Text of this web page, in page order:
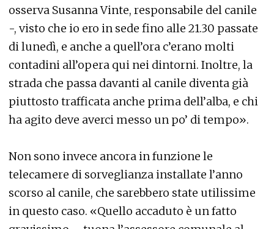
osserva Susanna Vinte, responsabile del canile
-, visto che io ero in sede fino alle 21.30 passate
di lunedì, e anche a quell’ora c’erano molti
contadini all’opera qui nei dintorni. Inoltre, la
strada che passa davanti al canile diventa già
piuttosto trafficata anche prima dell’alba, e chi
ha agito deve averci messo un po’ di tempo».
Non sono invece ancora in funzione le
telecamere di sorveglianza installate l’anno
scorso al canile, che sarebbero state utilissime
in questo caso. «Quello accaduto è un fatto